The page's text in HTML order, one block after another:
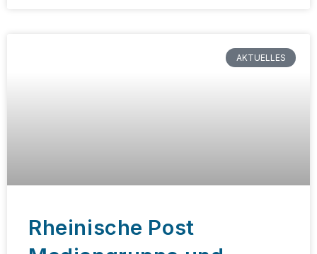
AKTUELLES
Rheinische Post